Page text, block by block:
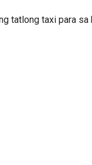
tatlong taxi para sa